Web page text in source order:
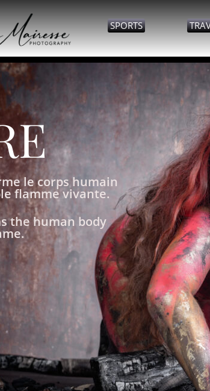
SPORTS
the human body
le corps humain
flamme vivante.